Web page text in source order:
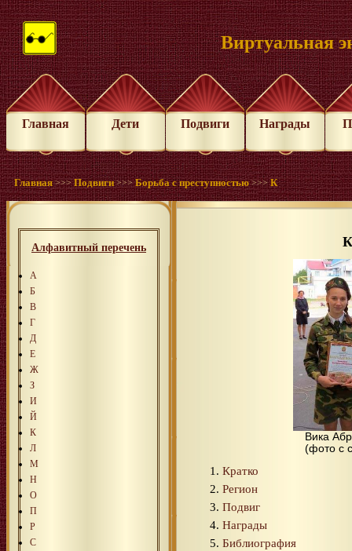
Виртуальная
Главная Дети Подвиги Награды
Главная >>>Подвиги >>>Борьба с преступностью >>>К
Алфавитный перечень
А
Б
В
Г
Д
Е
Ж
З
И
Й
К
Л
М
Н
О
П
Р
С
Вика
(фото с
Кратко
Регион
Подвиг
Награды
Библиография